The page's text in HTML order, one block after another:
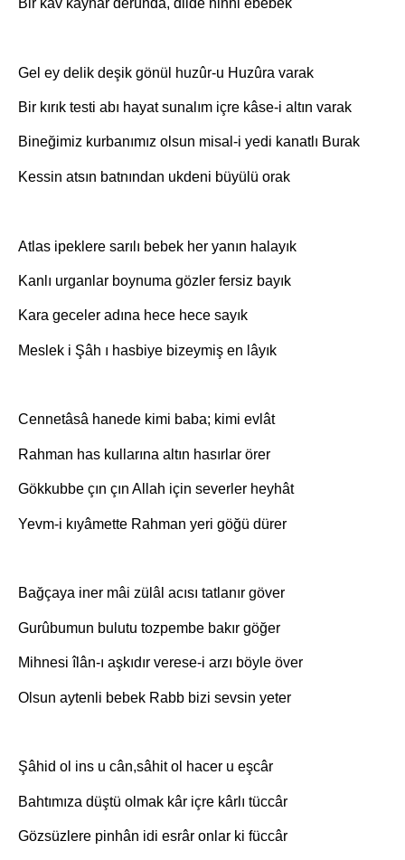
Gel ey delik deşik gönül huzûr-u Huzûra varak
Bir kırık testi abı hayat sunalım içre kâse-i altın varak
Bineğimiz kurbanımız olsun misal-i yedi kanatlı Burak
Kessin atsın batnından ukdeni büyülü orak
Atlas ipeklere sarılı bebek her yanın halayık
Kanlı urganlar boynuma gözler fersiz bayık
Kara geceler adına hece hece sayık
Meslek i Şâh ı hasbiye bizeymiş en lâyık
Cennetâsâ hanede kimi baba; kimi evlât
Rahman has kullarına altın hasırlar örer
Gökkubbe çın çın Allah için severler heyhât
Yevm-i kıyâmette Rahman yeri göğü dürer
Bağçaya iner mâi zülâl acısı tatlanır göver
Gurûbumun bulutu tozpembe bakır göğer
Mihnesi îlân-ı aşkıdır verese-i arzı böyle över
Olsun aytenli bebek Rabb bizi sevsin yeter
Şâhid ol ins u cân,sâhit ol hacer u eşcâr
Bahtımıza düştü olmak kâr içre kârlı tüccâr
Gözsüzlere pinhân idi esrâr onlar ki füccâr